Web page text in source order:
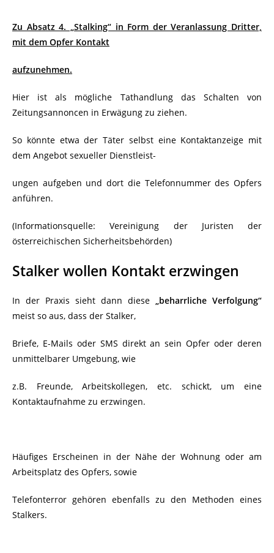
Zu Absatz 4. „Stalking“ in Form der Veranlassung Dritter,
mit dem Opfer Kontakt
aufzunehmen.
Hier ist als mögliche Tathandlung das Schalten von
Zeitungsannoncen in Erwägung zu ziehen.
So könnte etwa der Täter selbst eine Kontaktanzeige mit
dem Angebot sexueller Dienstleist-
ungen aufgeben und dort die Telefonnummer des Opfers
anführen.
(Informationsquelle: Vereinigung der Juristen der
österreichischen Sicherheitsbehörden)
Stalker wollen Kontakt erzwingen
In der Praxis sieht dann diese „beharrliche Verfolgung“
meist so aus, dass der Stalker,
Briefe, E-Mails oder SMS direkt an sein Opfer oder deren
unmittelbarer Umgebung, wie
z.B. Freunde, Arbeitskollegen, etc. schickt, um eine
Kontaktaufnahme zu erzwingen.
Häufiges Erscheinen in der Nähe der Wohnung oder am
Arbeitsplatz des Opfers, sowie
Telefonterror gehören ebenfalls zu den Methoden eines
Stalkers.